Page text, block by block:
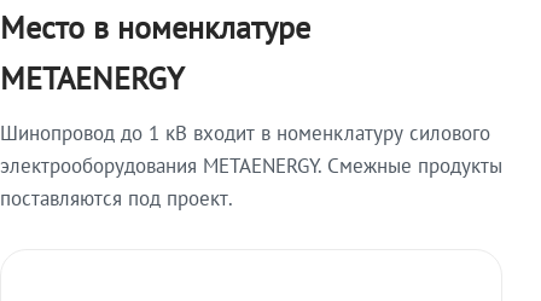
Место в номенклатуре
METAENERGY
Шинопровод до 1 кВ входит в номенклатуру силового
электрооборудования METAENERGY. Смежные продукты
поставляются под проект.